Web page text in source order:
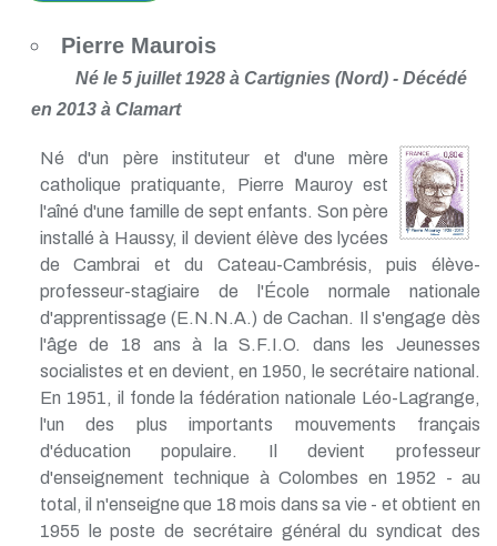
Pierre Maurois
Né le 5 juillet 1928 à Cartignies (Nord) - Décédé
en 2013 à Clamart
Né d'un père instituteur et d'une mère
catholique pratiquante, Pierre Mauroy est
l'aîné d'une famille de sept enfants. Son père
installé à Haussy, il devient élève des lycées
de Cambrai et du Cateau-Cambrésis, puis élève-
professeur-stagiaire de l'École normale nationale
d'apprentissage (E.N.N.A.) de Cachan. Il s'engage dès
l'âge de 18 ans à la S.F.I.O. dans les Jeunesses
socialistes et en devient, en 1950, le secrétaire national.
En 1951, il fonde la fédération nationale Léo-Lagrange,
l'un des plus importants mouvements français
d'éducation populaire. Il devient professeur
d'enseignement technique à Colombes en 1952 - au
total, il n'enseigne que 18 mois dans sa vie - et obtient en
1955 le poste de secrétaire général du syndicat des